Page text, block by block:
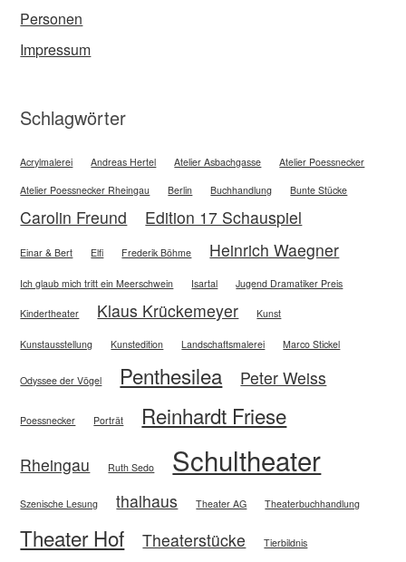
Personen
Impressum
Schlagwörter
Acrylmalerei Andreas Hertel Atelier Asbachgasse Atelier Poessnecker
Atelier Poessnecker Rheingau Berlin Buchhandlung Bunte Stücke
Carolin Freund Edition 17 Schauspiel
Einar & Bert Elfi Frederik Böhme Heinrich Waegner
Ich glaub mich tritt ein Meerschwein Isartal Jugend Dramatiker Preis
Kindertheater Klaus Krückemeyer Kunst
Kunstausstellung Kunstedition Landschaftsmalerei Marco Stickel
Odyssee der Vögel Penthesilea Peter Weiss
Poessnecker Porträt Reinhardt Friese
Rheingau Ruth Sedo Schultheater
Szenische Lesung thalhaus Theater AG Theaterbuchhandlung
Theater Hof Theaterstücke Tierbildnis